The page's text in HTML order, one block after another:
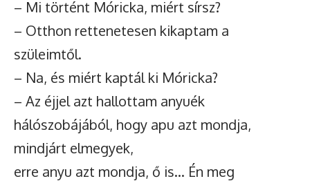
– Mi történt Móricka, miért sírsz?
– Otthon rettenetesen kikaptam a
szüleimtől.
– Na, és miért kaptál ki Móricka?
– Az éjjel azt hallottam anyuék
hálószobájából, hogy apu azt mondja,
mindjárt elmegyek,
erre anyu azt mondja, ő is… Én meg